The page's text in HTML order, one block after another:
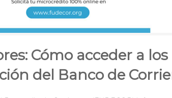
Cómo acceder a
del Banco de